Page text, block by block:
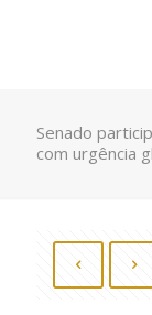
Senado
com urgência